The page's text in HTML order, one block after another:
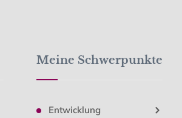
Meine Schwerpunkte
Entwicklung